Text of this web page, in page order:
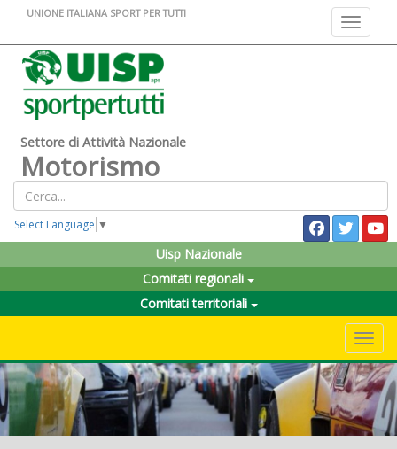
Toggle
UNIONE ITALIANA SPORT PER TUTTI
Settore di Attività Nazionale
Motorismo
Select Language ▼
Uisp Nazionale
Comitati regionali
Comitati territoriali